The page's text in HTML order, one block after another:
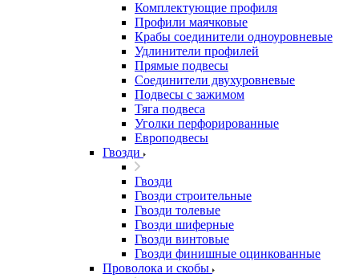
Комплектующие профиля
Профили маячковые
Крабы соединители одноуровневые
Удлинители профилей
Прямые подвесы
Соединители двухуровневые
Подвесы с зажимом
Тяга подвеса
Уголки перфорированные
Европодвесы
Гвозди
Гвозди
Гвозди строительные
Гвозди толевые
Гвозди шиферные
Гвозди винтовые
Гвозди финишные оцинкованные
Проволока и скобы